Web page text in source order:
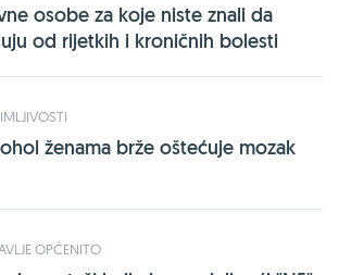
osobe za koje niste znali da
od rijetkih i kroničnih bolesti
ženama brže oštećuje mozak
OPĆENITO